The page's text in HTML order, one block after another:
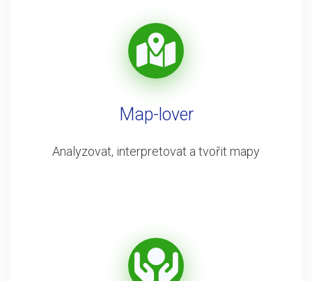
Map-lover
Analyzovat, interpretovat a tvořit mapy